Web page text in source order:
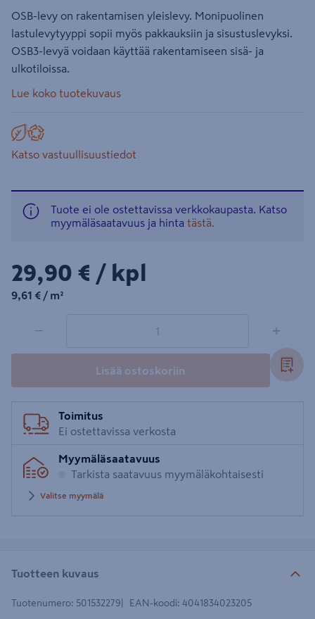
OSB-levy on rakentamisen yleislevy. Monipuolinen
lastulevytyyppi sopii myös pakkauksiin ja sisustuslevyksi.
OSB3-levyä voidaan käyttää rakentamiseen sisä- ja
ulkotiloissa.
Lue koko tuotekuvaus
Katso vastuullisuustiedot
Tuote ei ole ostettavissa verkkokaupasta. Katso
myymäläsaatavuus ja hinta tästä.
29,90€/kpl
29,90 € / kpl
9,61€/m²
9,61 € / m²
− +
Lisää ostoskoriin
Toimitus
Ei ostettavissa verkosta
Myymäläsaatavuus
Tarkista saatavuus myymäläkohtaisesti
Valitse myymälä
Tuotteen kuvaus
Tuotenumero: 501532279 EAN-koodi: 4041834023205